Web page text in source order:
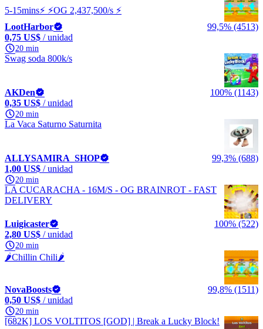
5-15mins⚡ ⚡OG 2,437,500/s ⚡
LootHarbor
99,5% (4513)
0,75 US$ / unidad
20 min
Swag soda 800k/s
AKDen
100% (1143)
0,35 US$ / unidad
20 min
La Vaca Saturno Saturnita
ALLYSAMIRA_SHOP
99,3% (688)
1,00 US$ / unidad
20 min
LA CUCARACHA - 16M/S - OG BRAINROT - FAST
DELIVERY
Luigicaster
100% (522)
2,80 US$ / unidad
20 min
🌶️Chillin Chili🌶️
NovaBoosts
99,8% (1511)
0,50 US$ / unidad
20 min
[682K] LOS VOLTITOS [GOD] | Break a Lucky Block!